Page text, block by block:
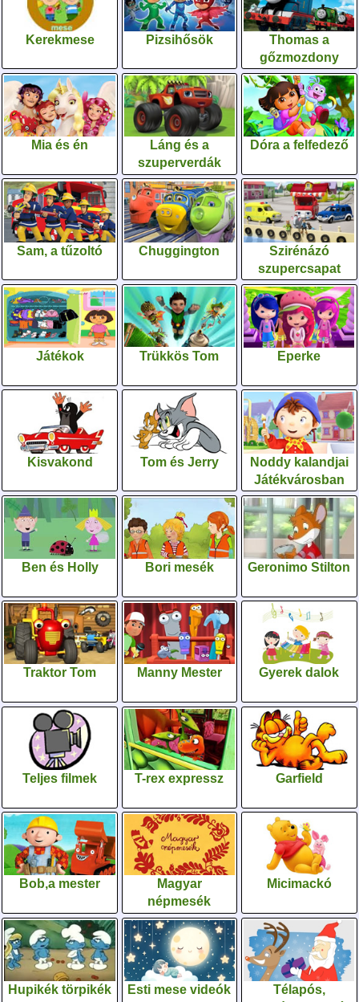
Kerekmese Pizsihősök
Thomas a
gőzmozdony
Mia és én
Láng és a
szuperverdák
Dóra a felfedező
Sam, a tűzoltó Chuggington
Szirénázó
szupercsapat
Játékok Trükkös Tom Eperke
Kisvakond Tom és Jerry
Noddy kalandjai
Játékvárosban
Ben és Holly Bori mesék Geronimo Stilton
Traktor Tom Manny Mester Gyerek dalok
Teljes filmek T-rex expressz Garfield
Bob,a mester
Magyar
népmesék
Micimackó
Hupikék törpikék Esti mese videók
Télapós,